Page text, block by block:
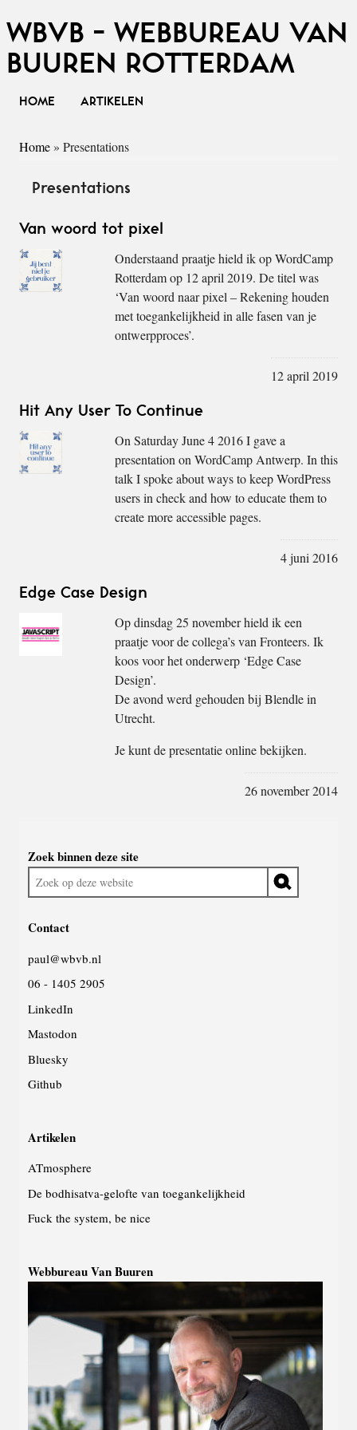
WBVB - WEBBUREAU VAN
BUUREN ROTTERDAM
HOME ARTIKELEN
Home » Presentations
Presentations
Van woord tot pixel
Onderstaand praatje hield ik op WordCamp
Rotterdam op 12 april 2019. De titel was
‘Van woord naar pixel – Rekening houden
met toegankelijkheid in alle fasen van je
ontwerpproces’.
12 april 2019
Hit Any User To Continue
On Saturday June 4 2016 I gave a
presentation on WordCamp Antwerp. In this
talk I spoke about ways to keep WordPress
users in check and how to educate them to
create more accessible pages.
4 juni 2016
Edge Case Design
Op dinsdag 25 november hield ik een
praatje voor de collega’s van Fronteers. Ik
koos voor het onderwerp ‘Edge Case
Design’.
De avond werd gehouden bij Blendle in
Utrecht.
Je kunt de presentatie online bekijken.
26 november 2014
algemeen
Zoek binnen deze site
Zoek
op
website
Contact
paul@wbvb.nl
06 - 1405 2905
LinkedIn
Mastodon
Bluesky
Github
Artikelen
ATmosphere
De bodhisatva-gelofte van toegankelijkheid
Fuck the system, be nice
Webbureau Van Buuren